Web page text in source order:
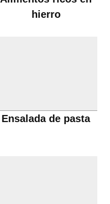
hierro
Ensalada de pasta